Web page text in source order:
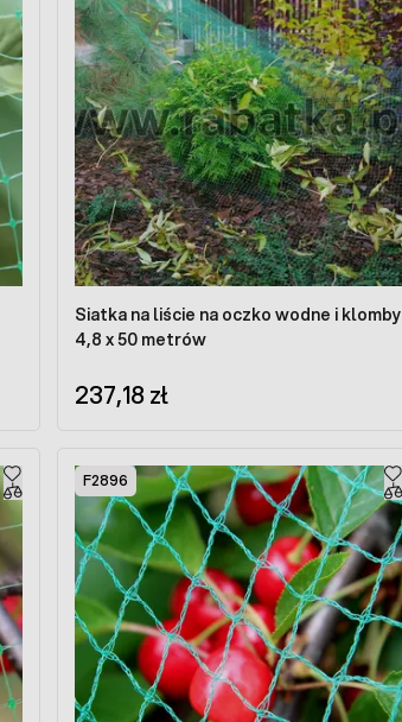
Siatka na liście na oczko wodne i klomby
4,8 x 50 metrów
237,18 zł
F2896